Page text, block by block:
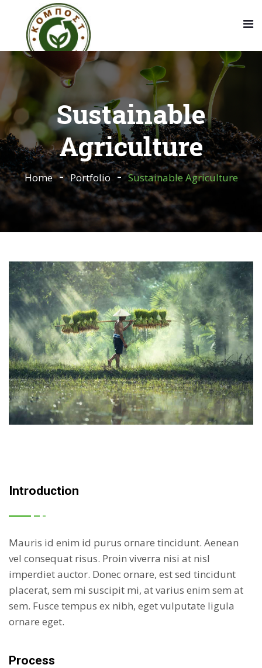
Sustainable
Agriculture
Home Portfolio Sustainable Agriculture
Introduction
Mauris id enim id purus ornare tincidunt. Aenean
vel consequat risus. Proin viverra nisi at nisl
imperdiet auctor. Donec ornare, est sed tincidunt
placerat, sem mi suscipit mi, at varius enim sem at
sem. Fusce tempus ex nibh, eget vulputate ligula
ornare eget.
Process